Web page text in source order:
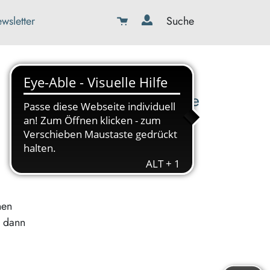
Suche
08179-423989-0
info@kbw-toelz-wor.de